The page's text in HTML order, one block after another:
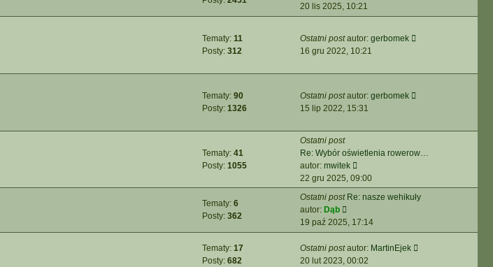
post
20 lis 2025, 10:21
Tematy: 11
Posty: 312
Ostatni postautor: gerbomek
16 gru 2022, 10:21
Tematy: 90
Posty: 1326
Ostatni postautor: gerbomek
15 lip 2022, 15:31
Tematy: 41
Posty: 1055
Ostatni post
Re: Wybór oświetlenia rowerow…
autor: mwitek
najnowszy
post
22 gru 2025, 09:00
Tematy: 6
Posty: 362
Ostatni post Re: nasze wehikuły
autor: Dąb
najnowszy
post
19 paź 2025, 17:14
Tematy: 17
Posty: 682
Ostatni postautor: MartinEjek
20 lut 2023, 00:02